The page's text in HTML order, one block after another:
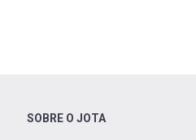
SOBRE O JOTA